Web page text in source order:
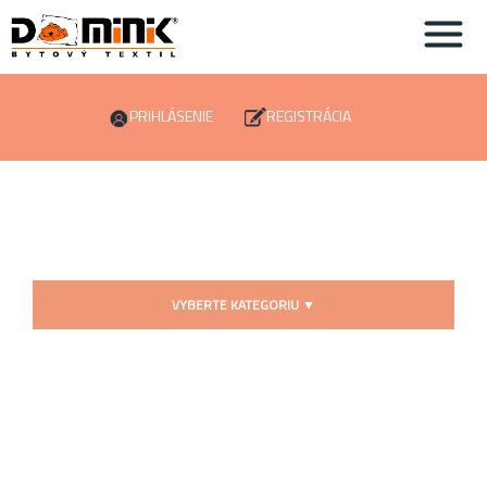
PRIHLÁSENIE REGISTRÁCIA
VYBERTE KATEGORIU ▼